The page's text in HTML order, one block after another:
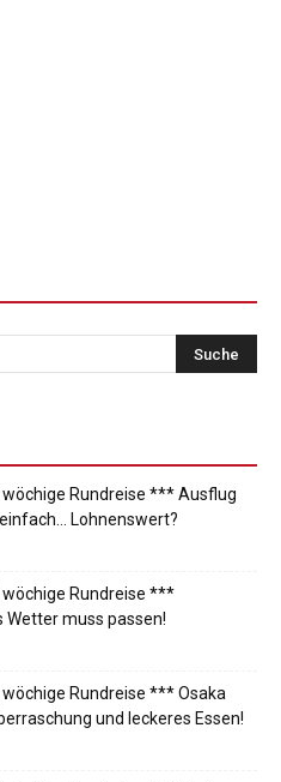
Rundreise *** Ausflug
Lohnenswert?
Rundreise ***
muss passen!
Rundreise *** Osaka
und leckeres Essen!